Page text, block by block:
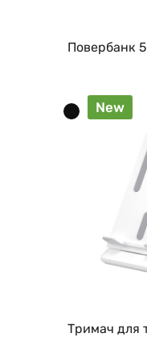
Повербанк
New
Тримач для